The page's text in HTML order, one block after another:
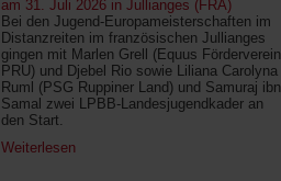
am 31. Juli 2026 in Jullianges (FRA)
Bei den Jugend-Europameisterschaften im
Distanzreiten im französischen Jullianges
gingen mit Marlen Grell (Equus Förderverein
PRU) und Djebel Rio sowie Liliana Carolyna
Ruml (PSG Ruppiner Land) und Samuraj ibn
Samal zwei LPBB-Landesjugendkader an
den Start.
Weiterlesen